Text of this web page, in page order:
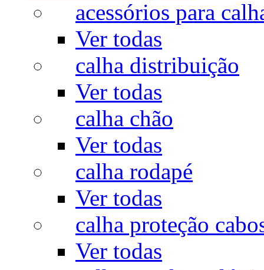
acessórios para
Ver todas
calha distribuição
Ver todas
calha chão
Ver todas
calha rodapé
Ver todas
calha proteção
Ver todas